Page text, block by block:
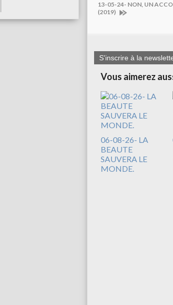
13-05-24- NON, UN
(2019)
S'inscrire à la
Vous aimerez
06-08-26- LA
BEAUTE
SAUVERA LE
MONDE.